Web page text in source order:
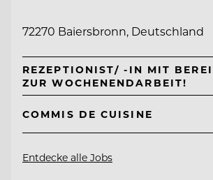
72270 Baiersbronn, Deutschland
REZEPTIONIST/ -IN MIT
ZUR WOCHENENDARBEIT!
COMMIS DE CUISINE
Entdecke alle Jobs